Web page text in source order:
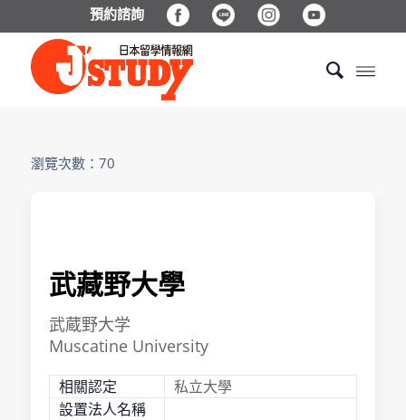
預約諮詢
瀏覽次數：70
武藏野⼤學
武蔵野大学
Muscatine University
相關認定
私立大學
設置法人名稱